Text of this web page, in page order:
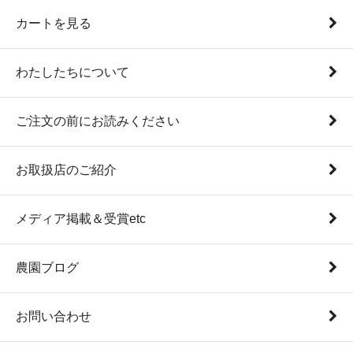
カートを見る
わたしたちについて
ご注文の前にお読みください
お取扱店のご紹介
メディア掲載＆受賞etc
農園ブログ
お問い合わせ